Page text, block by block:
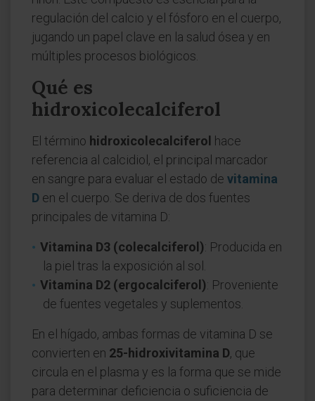
regulación del calcio y el fósforo en el cuerpo,
jugando un papel clave en la salud ósea y en
múltiples procesos biológicos.
Qué es
hidroxicolecalciferol
El término hidroxicolecalciferol hace
referencia al calcidiol, el principal marcador
en sangre para evaluar el estado de vitamina
D en el cuerpo. Se deriva de dos fuentes
principales de vitamina D:
Vitamina D3 (colecalciferol): Producida en
la piel tras la exposición al sol.
Vitamina D2 (ergocalciferol): Proveniente
de fuentes vegetales y suplementos.
En el hígado, ambas formas de vitamina D se
convierten en 25-hidroxivitamina D, que
circula en el plasma y es la forma que se mide
para determinar deficiencia o suficiencia de